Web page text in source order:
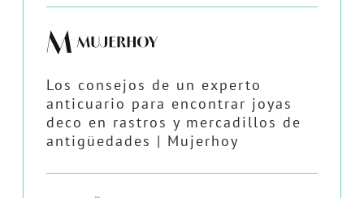
Los consejos de un experto
anticuario para encontrar joyas
deco en rastros y mercadillos de
antigüedades | Mujerhoy